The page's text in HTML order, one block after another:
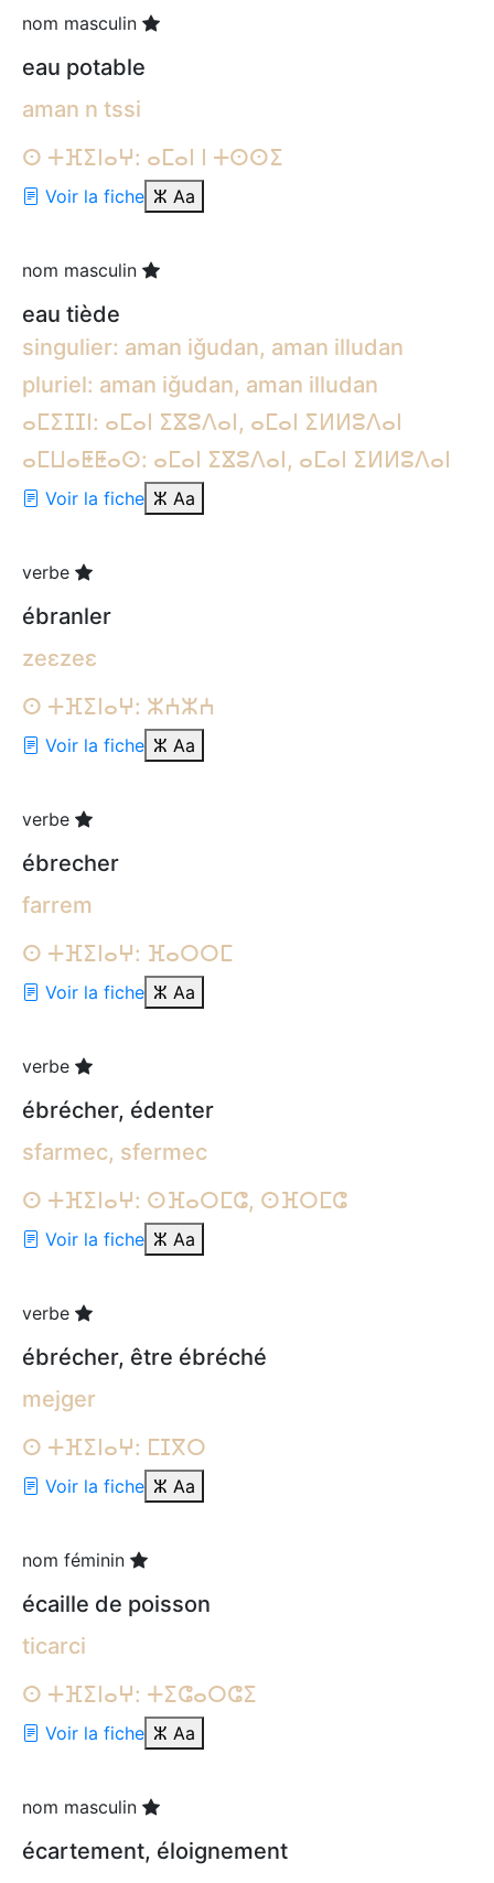
nom masculin
eau potable
aman n tssi
ⵙ ⵜⴼⵉⵏⴰⵖ: ⴰⵎⴰⵏ ⵏ ⵜⵙⵙⵉ
Voir la fiche ⵣ Aa
nom masculin
eau tiède
singulier: aman iǧudan, aman illudan
pluriel: aman iǧudan, aman illudan
ⴰⵎⵉⵊⵊⵏ: ⴰⵎⴰⵏ ⵉⴵⵓⴷⴰⵏ, ⴰⵎⴰⵏ ⵉⵍⵍⵓⴷⴰⵏ
ⴰⵎⵡⴰⵟⵟⴰⵙ: ⴰⵎⴰⵏ ⵉⴵⵓⴷⴰⵏ, ⴰⵎⴰⵏ ⵉⵍⵍⵓⴷⴰⵏ
Voir la fiche ⵣ Aa
verbe
ébranler
zeɛzeɛ
ⵙ ⵜⴼⵉⵏⴰⵖ: ⵣⵄⵣⵄ
Voir la fiche ⵣ Aa
verbe
ébrecher
farrem
ⵙ ⵜⴼⵉⵏⴰⵖ: ⴼⴰⵔⵔⵎ
Voir la fiche ⵣ Aa
verbe
ébrécher, édenter
sfarmec, sfermec
ⵙ ⵜⴼⵉⵏⴰⵖ: ⵙⴼⴰⵔⵎⵛ, ⵙⴼⵔⵎⵛ
Voir la fiche ⵣ Aa
verbe
ébrécher, être ébréché
mejger
ⵙ ⵜⴼⵉⵏⴰⵖ: ⵎⵊⴳⵔ
Voir la fiche ⵣ Aa
nom féminin
écaille de poisson
ticarci
ⵙ ⵜⴼⵉⵏⴰⵖ: ⵜⵉⵛⴰⵔⵛⵉ
Voir la fiche ⵣ Aa
nom masculin
écartement, éloignement